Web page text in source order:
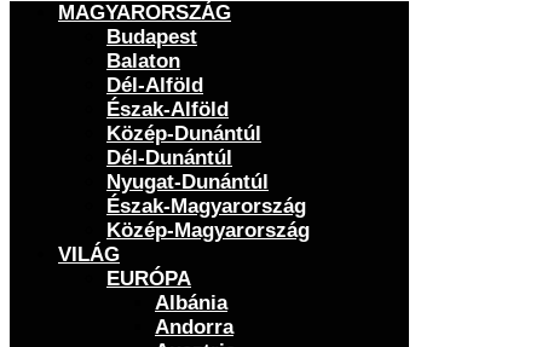
MAGYARORSZÁG
Budapest
Balaton
Dél-Alföld
Észak-Alföld
Közép-Dunántúl
Dél-Dunántúl
Nyugat-Dunántúl
Észak-Magyarország
Közép-Magyarország
VILÁG
EURÓPA
Albánia
Andorra